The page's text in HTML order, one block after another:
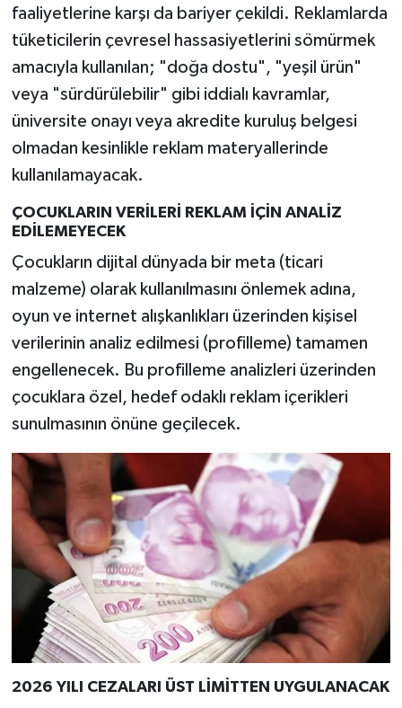
faaliyetlerine karşı da bariyer çekildi. Reklamlarda
tüketicilerin çevresel hassasiyetlerini sömürmek
amacıyla kullanılan; "doğa dostu", "yeşil ürün"
veya "sürdürülebilir" gibi iddialı kavramlar,
üniversite onayı veya akredite kuruluş belgesi
olmadan kesinlikle reklam materyallerinde
kullanılamayacak.
ÇOCUKLARIN VERİLERİ REKLAM İÇİN ANALİZ
EDİLEMEYECEK
Çocukların dijital dünyada bir meta (ticari
malzeme) olarak kullanılmasını önlemek adına,
oyun ve internet alışkanlıkları üzerinden kişisel
verilerinin analiz edilmesi (profilleme) tamamen
engellenecek. Bu profilleme analizleri üzerinden
çocuklara özel, hedef odaklı reklam içerikleri
sunulmasının önüne geçilecek.
2026 YILI CEZALARI ÜST LİMİTTEN UYGULANACAK